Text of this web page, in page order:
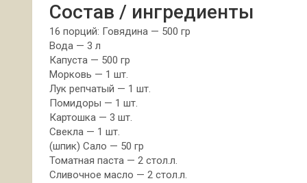
Состав / ингредиенты
16 порций: Говядина — 500 гр
Вода — 3 л
Капуста — 500 гр
Морковь — 1 шт.
Лук репчатый — 1 шт.
Помидоры — 1 шт.
Картошка — 3 шт.
Свекла — 1 шт.
(шпик) Сало — 50 гр
Томатная паста — 2 стол.л.
Сливочное масло — 2 стол.л.